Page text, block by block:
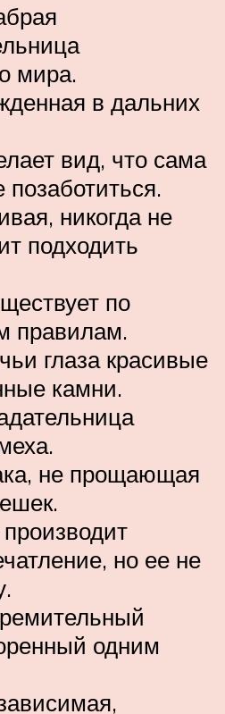
мира.
в дальних
вид, что сама
никогда не
подходить
по
правилам.
глаза красивые
камни.
не прощающая
но ее не
одним